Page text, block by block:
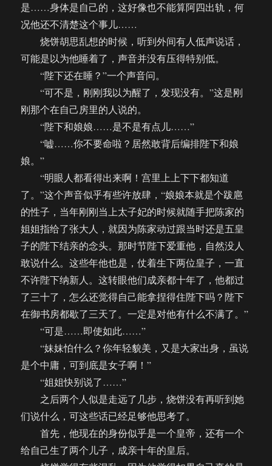
是……身体是自己的，这好像也不能算阿四出轨，何
况他还不清楚这个事儿……
烧饼胡思乱想的时候，听到外间有人低声说话，
可能是以为他睡着了，声音并没有压得特别低。
“陛下还在睡？”一个声音问。
“可不是，刚刚我以为醒了，发现没有。”这是刚
刚那个在自己房里的人说的。
“陛下和娘娘……是不是有点儿……”
“嘘……你不要命啦？居然敢背后编排陛下和娘
娘。”
“明眼人都看得出来啊！宫里上上下下都知道
了。”这个声音似乎有些许放肆，“娘娘本就是个跋扈
的性子，当年刚刚当上太子妃的时候就随手把陈家的
姐姐指给了张大人，就因为陈家动过跟当时还是五皇
子的陛下结亲的念头。那时节陛下爱重他，自然没人
敢说什么。这些年他也是，仗着生下两位皇子，一直
不许陛下纳新人。这转眼他们成亲都十年了，他都过
了三十了，怎么还觉得自己能拿捏得住陛下吗？陛下
在御书房都歇了三天了。一定是对他有什么不满了。”
“可是……即使如此……”
“妹妹怕什么？你年轻貌美，又是大家出身，虽说
是个中庸，可到底是女子啊！”
“姐姐快别说了……”
之后两个人似是走远了几步，烧饼没有再听到她
们说什么，可这些话已经足够他思考了。
首先，他现在的身份似乎是一个皇帝，还有一个
给自己生了两个儿子，成亲十年的皇后。